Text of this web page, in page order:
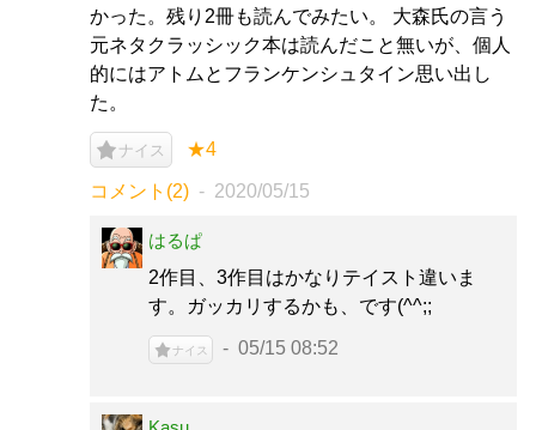
かった。残り2冊も読んでみたい。 大森氏の言う
元ネタクラッシック本は読んだこと無いが、個人
的にはアトムとフランケンシュタイン思い出し
た。
ナイス ★4
コメント(2) 2020/05/15
はるぱ
2作目、3作目はかなりテイスト違いま
す。ガッカリするかも、です(^^;;
ナイス 05/15 08:52